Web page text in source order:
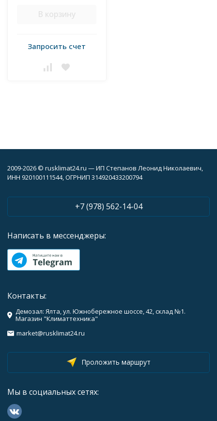
В корзину
Запросить счет
2009-2026 © rusklimat24.ru — ИП Степанов Леонид Николаевич,
ИНН 920100111544, ОГРНИП 314920433200794
+7 (978) 562-14-04
Написать в мессенджеры:
Контакты:
Демозал: Ялта, ул. Южнобережное шоссе, 42, склад №1.
Магазин "Климаттехника"
market@rusklimat24.ru
Проложить маршрут
Мы в социальных сетях: